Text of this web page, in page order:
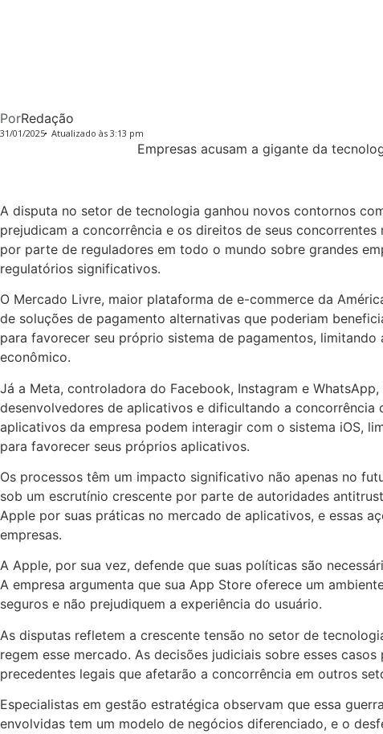
PorRedação
31/01/2025 Atualizado às 3:13 pm
Empresas acusam a gigante da
A disputa no setor de tecnologia ganhou novos contornos
prejudicam a concorrência e os direitos de seus
por parte de reguladores em todo o mundo sobre grandes
regulatórios significativos.
O Mercado Livre, maior plataforma de e-commerce da
de soluções de pagamento alternativas que poderiam
para favorecer seu próprio sistema de pagamentos,
econômico.
Já a Meta, controladora do Facebook, Instagram e
desenvolvedores de aplicativos e dificultando a
aplicativos da empresa podem interagir com o sistema iOS,
para favorecer seus próprios aplicativos.
Os processos têm um impacto significativo não apenas no
sob um escrutínio crescente por parte de autoridades
Apple por suas práticas no mercado de aplicativos, e essas
empresas.
A Apple, por sua vez, defende que suas políticas são
A empresa argumenta que sua App Store oferece um
seguros e não prejudiquem a experiência do usuário.
As disputas refletem a crescente tensão no setor de
regem esse mercado. As decisões judiciais sobre esses
precedentes legais que afetarão a concorrência em outros
Especialistas em gestão estratégica observam que essa
envolvidas tem um modelo de negócios diferenciado, e o